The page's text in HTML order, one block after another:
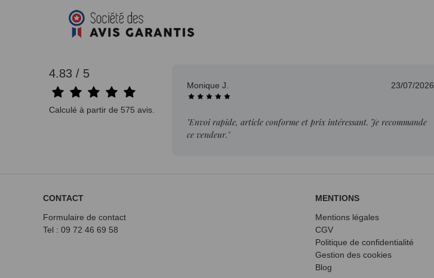
4.83 / 5
Calculé à partir de 575 avis.
Monique J. 23/07/2026
"Envoi rapide, article conforme et prix intéressant. Je recommande
ce vendeur."
CONTACT
Formulaire de contact
Tel : 09 72 46 69 58
MENTIONS
Mentions légales
CGV
Politique de confidentialité
Gestion des cookies
Blog